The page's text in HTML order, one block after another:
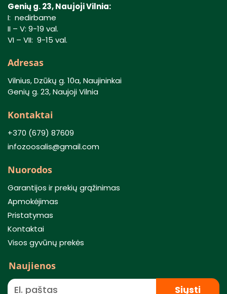
Genių g. 23, Naujoji Vilnia:
I: nedirbame
II – V: 9-19 val.
VI – VII: 9-15 val.
Adresas
Vilnius, Dzūkų g. 10a, Naujininkai
Genių g. 23, Naujoji Vilnia
Kontaktai
+370 (679) 87609
infozoosalis@gmail.com
Nuorodos
Garantijos ir prekių grąžinimas
Apmokėjimas
Pristatymas
Kontaktai
Visos gyvūnų prekės
Naujienos
Siųsti